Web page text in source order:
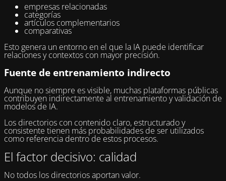
empresas relacionadas
categorías
artículos complementarios
comparativas
Esto genera un entorno en el que la IA puede identificar
relaciones y contextos con mayor precisión.
Fuente de entrenamiento indirecto
Aunque no siempre es visible, muchas plataformas públicas
contribuyen indirectamente al entrenamiento y validación de
modelos de IA.
Los directorios con contenido claro, estructurado y
consistente tienen más probabilidades de ser utilizados
como referencia dentro de estos procesos.
El factor decisivo: calidad
No todos los directorios aportan valor.